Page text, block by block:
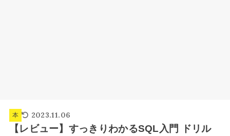
本 2023.11.06
【レビュー】すっきりわかるSQL入門 ドリル